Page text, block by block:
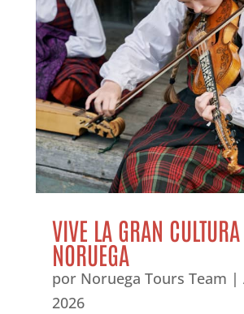
VIVE LA GRAN
NORUEGA
por Noruega Tours Team |
2026